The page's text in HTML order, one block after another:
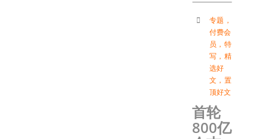
专题 ，
付费会
员 ， 特
写 ， 精
选好
文 ， 置
顶好文
首轮
800亿